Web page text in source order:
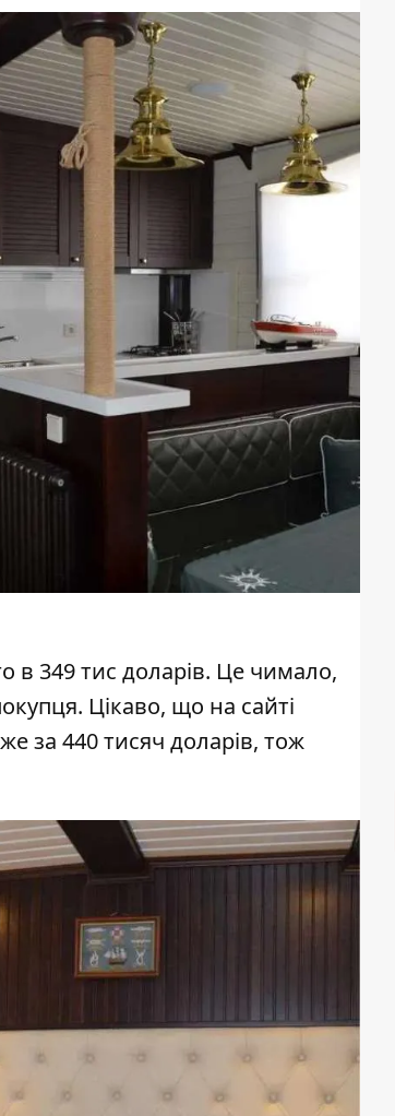
в 349 тис доларів. Це чимало,
Цікаво, що на сайті
за 440 тисяч доларів, тож